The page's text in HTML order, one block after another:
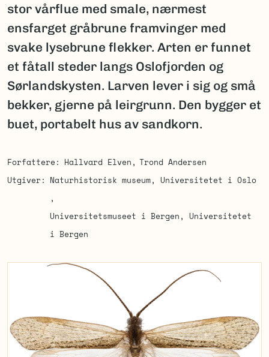
stor vårflue med smale, nærmest
ensfarget gråbrune framvinger med
svake lysebrune flekker. Arten er funnet
et fåtall steder langs Oslofjorden og
Sørlandskysten. Larven lever i sig og små
bekker, gjerne på leirgrunn. Den bygger et
buet, portabelt hus av sandkorn.
Forfattere Hallvard Elven
Trond Andersen
Utgiver
Naturhistorisk museum, Universitetet i Oslo
Universitetsmuseet i Bergen, Universitetet
i Bergen